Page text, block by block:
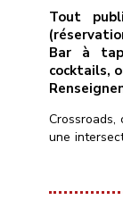
Tout
Bar à
cocktails,
Crossroads,
une
c’est
d’une